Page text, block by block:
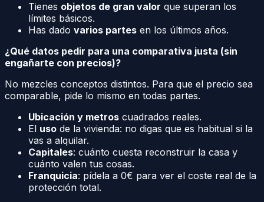
Tienes objetos de gran valor que superan los
límites básicos.
Has dado varios partes en los últimos años.
¿Qué datos pedir para una comparativa justa (sin
engañarte con precios)?
No mezcles conceptos distintos. Para que el precio sea
comparable, pide lo mismo en todas partes.
Ubicación y metros cuadrados reales.
El uso de la vivienda: no digas que es habitual si la
vas a alquilar.
Capitales: cuánto cuesta reconstruir la casa y
cuánto valen tus cosas.
Franquicia: pídela a 0€ para ver el coste real de la
protección total.